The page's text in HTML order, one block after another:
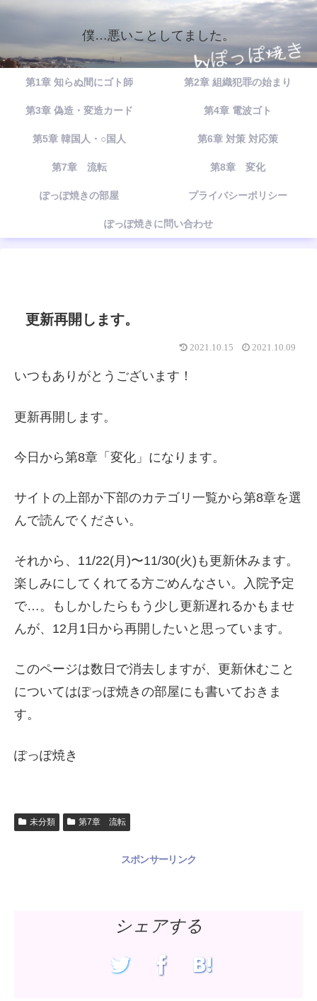
僕…悪いことしてました。
第1章 知らぬ間にゴト師 第2章 組織犯罪の始まり
第3章 偽造・変造カード 第4章 電波ゴト
第5章 韓国人・○国人 第6章 対策 対応策
第7章 流転 第8章 変化
ぽっぽ焼きの部屋 プライバシーポリシー
ぽっぽ焼きに問い合わせ
更新再開します。
2021.10.15 2021.10.09
いつもありがとうございます！
更新再開します。
今日から第8章「変化」になります。
サイトの上部か下部のカテゴリ一覧から第8章を選
んで読んでください。
それから、11/22(月)〜11/30(火)も更新休みます。
楽しみにしてくれてる方ごめんなさい。入院予定
で…。もしかしたらもう少し更新遅れるかもませ
んが、12月1日から再開したいと思っています。
このページは数日で消去しますが、更新休むこと
についてはぽっぽ焼きの部屋にも書いておきま
す。
ぽっぽ焼き
未分類 第7章 流転
スポンサーリンク
シェアする